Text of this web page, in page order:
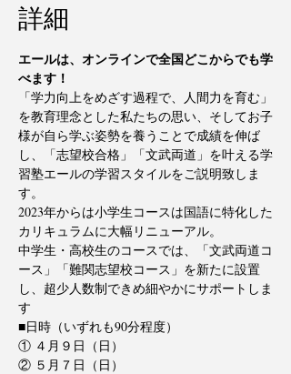
詳細
エールは、オンラインで全国どこからでも学
べます！
「学力向上をめざす過程で、人間力を育む」
を教育理念とした私たちの思い、そしてお子
様が自ら学ぶ姿勢を養うことで成績を伸ば
し、「志望校合格」「文武両道」を叶える学
習塾エールの学習スタイルをご説明致しま
す。
2023年からは小学生コースは国語に特化した
カリキュラムに大幅リニューアル。
中学生・高校生のコースでは、「文武両道コ
ース」「難関志望校コース」を新たに設置
し、超少人数制できめ細やかにサポートしま
す
■日時（いずれも90分程度）
① ４月９日（日）
② ５月７日（日）